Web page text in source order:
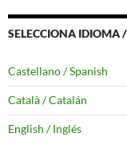
SELECCIONA IDIOMA
Castellano / Spanish
Català / Catalán
English / Inglés